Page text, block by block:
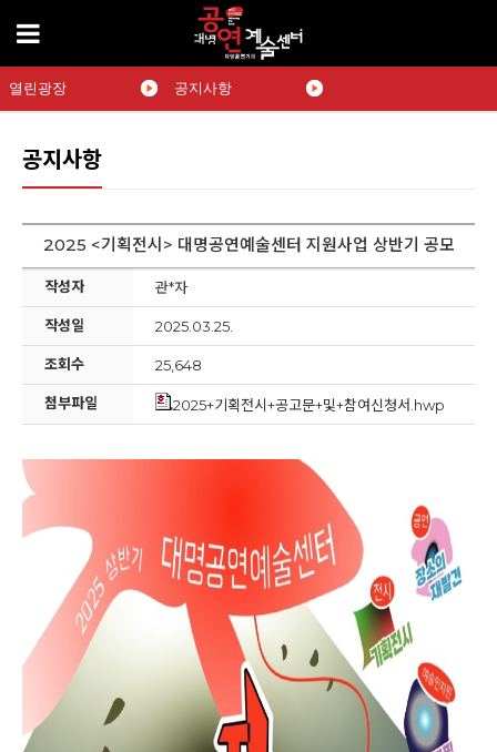
열린광장 공지사항
공지사항
2025 <기획전시> 대명공연예술센터 지원사업 상반기 공모
작성자 관*자
작성일 2025.03.25.
조회수 25,648
첨부파일 2025+기획전시+공고문+및+참여신청서.hwp